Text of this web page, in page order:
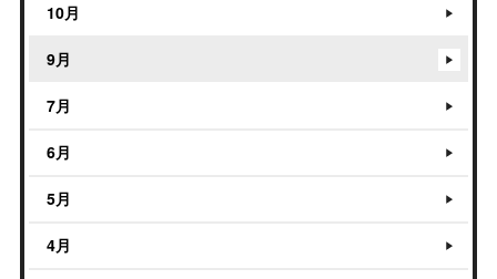
10月
9月
7月
6月
5月
4月